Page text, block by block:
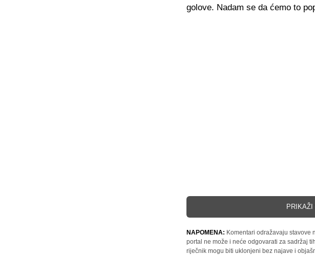
golove. Nadam se da ćemo to
PRIKAŽI
NAPOMENA: Komentari odražavaju stavove
portal ne može i neće odgovarati za sadržaj
riječnik mogu biti uklonjeni bez najave i